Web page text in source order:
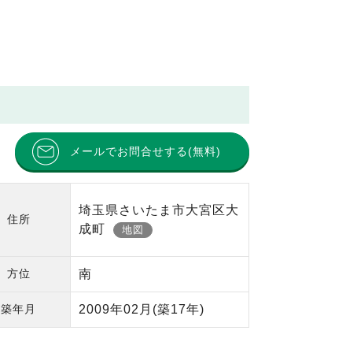
メールでお問合せする(無料)
住所
埼玉県さいたま市大宮区大
成町
地図
方位 南
築年月 2009年02月 (築17年)